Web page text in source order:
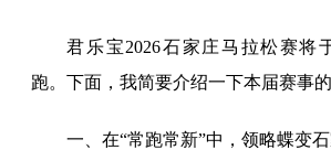
君乐宝2026石家庄马拉松赛将
跑。下面，我简要介绍一下本届赛事的
一、在“常跑常新”中，领略蝶变